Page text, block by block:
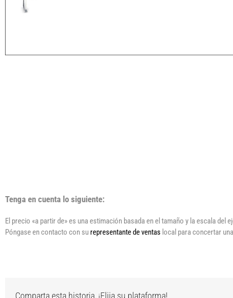
Tenga en cuenta lo siguiente:
El precio «a partir de» es una estimación basada en el tamaño y la escala del
Póngase en contacto con su representante de ventas local para concertar